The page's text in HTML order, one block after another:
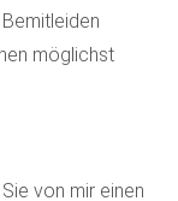
möglichst
von mir einen